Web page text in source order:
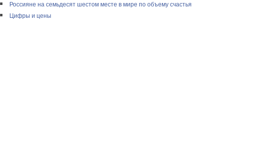
Россияне на семьдесят шестом месте в мире по объему счастья
Цифры и цены